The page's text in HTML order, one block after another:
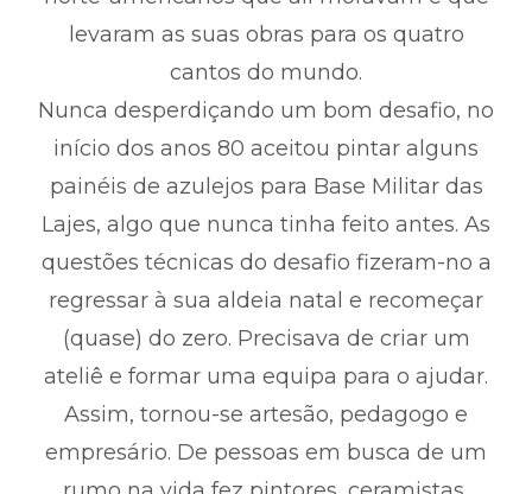
levaram as suas obras para os quatro
cantos do mundo.
Nunca desperdiçando um bom desafio, no
início dos anos 80 aceitou pintar alguns
painéis de azulejos para Base Militar das
Lajes, algo que nunca tinha feito antes. As
questões técnicas do desafio fizeram-no a
regressar à sua aldeia natal e recomeçar
(quase) do zero. Precisava de criar um
ateliê e formar uma equipa para o ajudar.
Assim, tornou-se artesão, pedagogo e
empresário. De pessoas em busca de um